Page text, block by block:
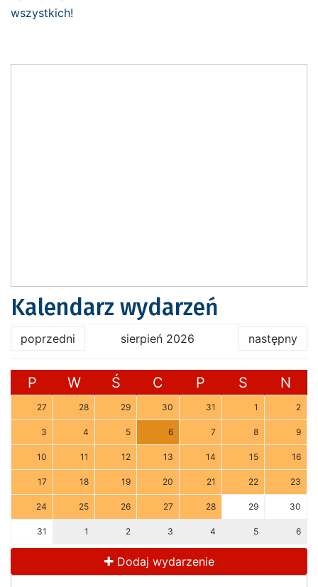
Kalendarz wydarzeń
poprzedni sierpień 2026 następny
P W Ś C P S N
27 28 29 30 31 1 2
3 4 5 6 7 8 9
10 11 12 13 14 15 16
17 18 19 20 21 22 23
24 25 26 27 28 29 30
31 1 2 3 4 5 6
Dodaj wydarzenie